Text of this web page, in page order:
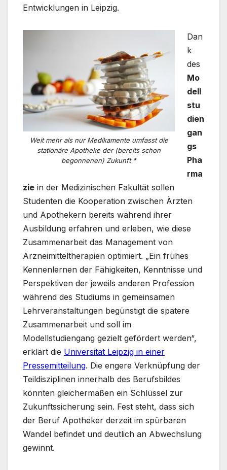
Entwicklungen in Leipzig.
Weit mehr als nur Medikamente umfasst die
stationäre Apotheke der (bereits schon
begonnenen) Zukunft *
Dan
k
des
Mo
dell
stu
dien
gan
gs
Pha
rma
zie in der Medizinischen Fakultät sollen
Studenten die Kooperation zwischen Ärzten
und Apothekern bereits während ihrer
Ausbildung erfahren und erleben, wie diese
Zusammenarbeit das Management von
Arzneimitteltherapien optimiert. „Ein frühes
Kennenlernen der Fähigkeiten, Kenntnisse und
Perspektiven der jeweils anderen Profession
während des Studiums in gemeinsamen
Lehrveranstaltungen begünstigt die spätere
Zusammenarbeit und soll im
Modellstudiengang gezielt gefördert werden“,
erklärt die Universität Leipzig in einer
Pressemitteilung. Die engere Verknüpfung der
Teildisziplinen innerhalb des Berufsbildes
könnten gleichermaßen ein Schlüssel zur
Zukunftssicherung sein. Fest steht, dass sich
der Beruf Apotheker derzeit im spürbaren
Wandel befindet und deutlich an Abwechslung
gewinnt.